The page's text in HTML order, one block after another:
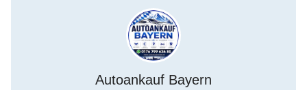
Autoankauf Bayern